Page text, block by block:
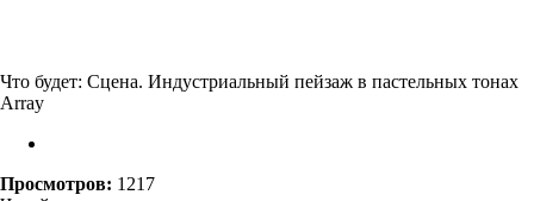
Что будет: Сцена. Индустриальный пейзаж в пастельных тонах
Array
Просмотров: 1217